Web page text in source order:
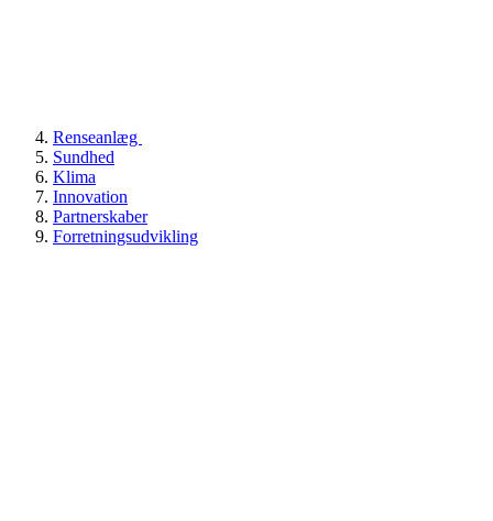
Renseanlæg
Sundhed
Klima
Innovation
Partnerskaber
Forretningsudvikling